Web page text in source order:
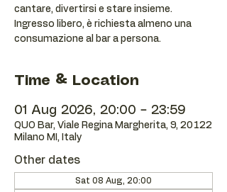
cantare, divertirsi e stare insieme.
Ingresso libero, è richiesta almeno una
consumazione al bar a persona.
Time & Location
01 Aug 2026, 20:00 – 23:59
QUO Bar, Viale Regina Margherita, 9, 20122
Milano MI, Italy
Other dates
Sat 08 Aug, 20:00